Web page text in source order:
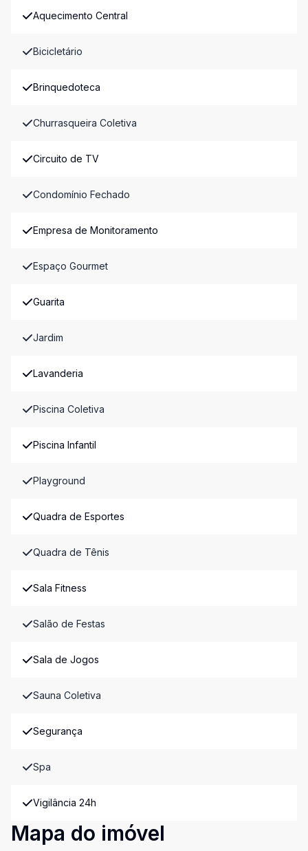
Aquecimento Central
Bicicletário
Brinquedoteca
Churrasqueira Coletiva
Circuito de TV
Condomínio Fechado
Empresa de Monitoramento
Espaço Gourmet
Guarita
Jardim
Lavanderia
Piscina Coletiva
Piscina Infantil
Playground
Quadra de Esportes
Quadra de Tênis
Sala Fitness
Salão de Festas
Sala de Jogos
Sauna Coletiva
Segurança
Spa
Vigilância 24h
Mapa do imóvel